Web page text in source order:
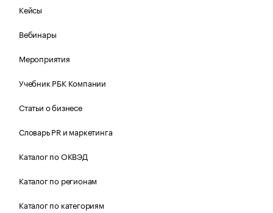
Кейсы
Вебинары
Мероприятия
Учебник РБК Компании
Статьи о бизнесе
Словарь PR и маркетинга
Каталог по ОКВЭД
Каталог по регионам
Каталог по категориям